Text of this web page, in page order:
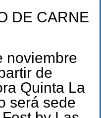
DE CARNE
noviembre
de
Quinta La
será sede